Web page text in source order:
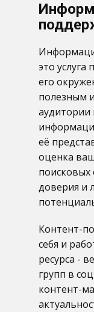
это услуга
его
полезным
аудитории
её
оценка
поисковых
доверия и
Контент-
себя и
ресурса -
групп в
контент-